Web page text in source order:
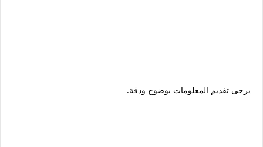
يرجى تقديم المعلومات بوضوح ودقة.